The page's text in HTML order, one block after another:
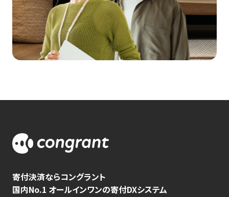
寄付決済ならコングラント
国内No.1 オールインワンの寄付DXシステム